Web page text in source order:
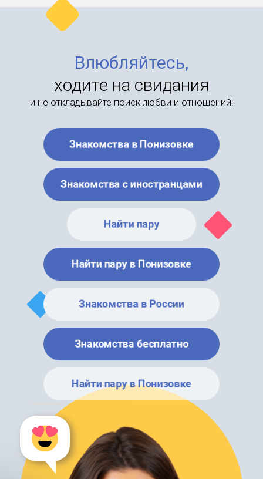
Влюбляйтесь,
ходите на свидания
и не откладывайте поиск любви и отношений!
Знакомства в Понизовке
Знакомства с иностранцами
Найти пару
Найти пару в Понизовке
Знакомства в России
Знакомства бесплатно
Найти пару в Понизовке